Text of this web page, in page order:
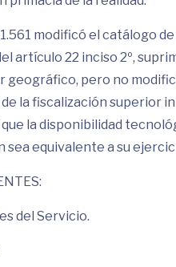
modificó el catálogo
artículo 22 inciso 2º,
geográfico, pero no
la fiscalización superior
la disponibilidad
sea equivalente a su
del Servicio.